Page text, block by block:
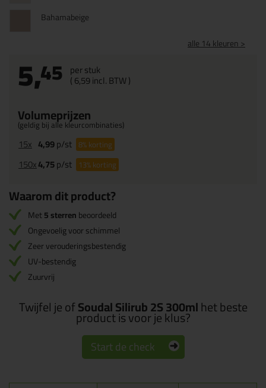
Bahamabeige
alle 14 kleuren >
5,45 per stuk
(6,59incl. BTW )
Volumeprijzen
(geldig bij alle kleurcombinaties)
15x 4,99p/st 8%korting
150x4,75p/st 13%korting
Waarom dit product?
Met5 sterrenbeoordeeld
Ongevoelig voor schimmel
Zeer verouderingsbestendig
UV-bestendig
Zuurvrij
Twijfel je ofSoudal Silirub 2S 300mlhet beste
product is voor je klus?
Start de check